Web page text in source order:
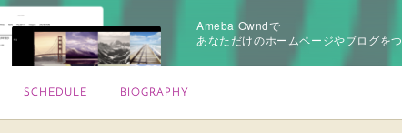
Ameba Owndで
あなただけのホームページやブログを
SCHEDULE BIOGRAPHY